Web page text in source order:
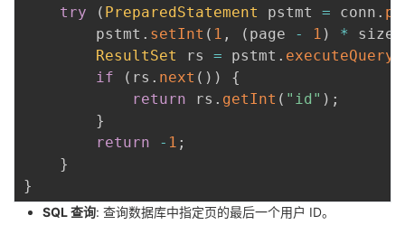
try
( PreparedStatement pstmt = conn .
        pstmt
. setInt ( 1 , ( page - 1 ) * size
ResultSet
rs = pstmt . executeQuery
if
( rs . next ( ) )
{
return rs . getInt ( "id" ) ;
}
return
- 1 ;
}
}
SQL 查询: 查询数据库中指定页的最后一个用户 ID。